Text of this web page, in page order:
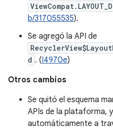
b/317055535).
Se agregó la API de
d . (I4970e)
Otros cambios
Se quitó el esquema
APIs de la plataforma,
automáticamente a